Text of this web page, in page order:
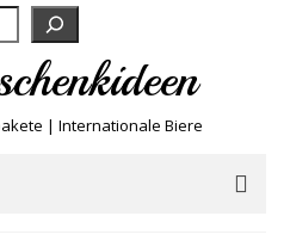
| Internationale Biere